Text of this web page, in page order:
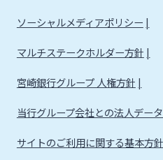
ソーシャルメディアポリシー
マルチステークホルダー方針
宮崎銀行グループ 人権方針
当行グループ会社との法人デー
サイトのご利用に関する基本方針